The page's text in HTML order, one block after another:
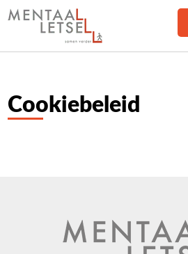
Cookiebeleid